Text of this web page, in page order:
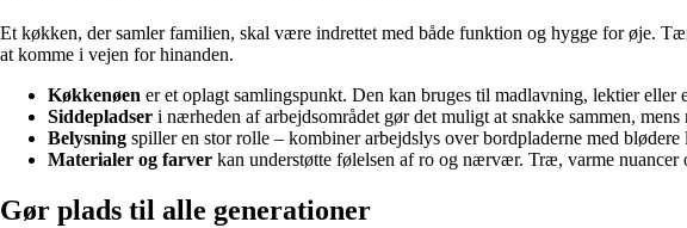
Et køkken, der samler familien, skal være indrettet med både funktion og hygge for øje.
at komme i vejen for hinanden.
Køkkenøen er et oplagt samlingspunkt. Den kan bruges til madlavning, lektier eller
Siddepladser i nærheden af arbejdsområdet gør det muligt at snakke sammen,
Belysning spiller en stor rolle – kombiner arbejdslys over bordpladerne med
Materialer og farver kan understøtte følelsen af ro og nærvær. Træ, varme
Gør plads til alle generationer